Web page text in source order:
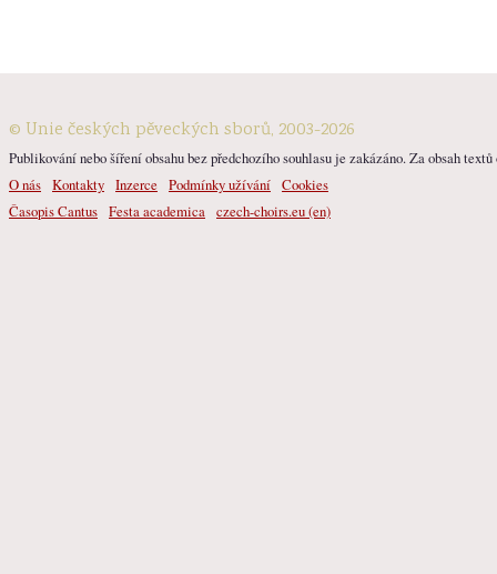
© Unie českých pěveckých sborů, 2003-2026
Publikování nebo šíření obsahu bez předchozího souhlasu je zakázáno. Za obsah
O nás Kontakty Inzerce Podmínky užívání Cookies
Časopis Cantus Festa academica czech-choirs.eu (en)